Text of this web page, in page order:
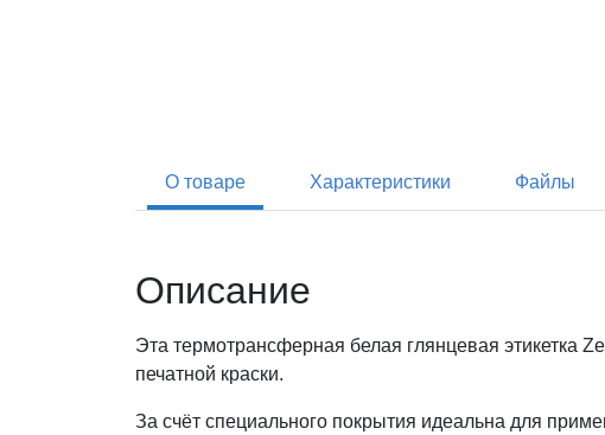
О товаре Характеристики Файлы
Описание
Эта термотрансферная белая глянцевая этикетка
печатной краски.
За счёт специального покрытия идеальна для